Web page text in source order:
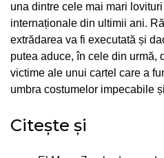
una dintre cele mai mari
internaționale din ultimii ani.
extrădarea va fi executată și
putea aduce, în cele din urmă,
victime ale unui cartel care a
umbra costumelor impecabile
Citește și